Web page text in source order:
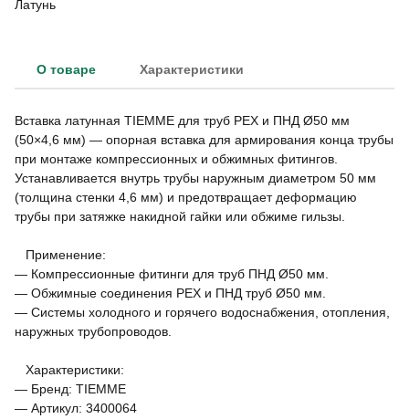
Латунь
О товаре Характеристики
Вставка латунная TIEMME для труб PEX и ПНД Ø50 мм
(50×4,6 мм) — опорная вставка для армирования конца трубы
при монтаже компрессионных и обжимных фитингов.
Устанавливается внутрь трубы наружным диаметром 50 мм
(толщина стенки 4,6 мм) и предотвращает деформацию
трубы при затяжке накидной гайки или обжиме гильзы.
Применение:
— Компрессионные фитинги для труб ПНД Ø50 мм.
— Обжимные соединения PEX и ПНД труб Ø50 мм.
— Системы холодного и горячего водоснабжения, отопления,
наружных трубопроводов.
Характеристики:
— Бренд: TIEMME
— Артикул: 3400064